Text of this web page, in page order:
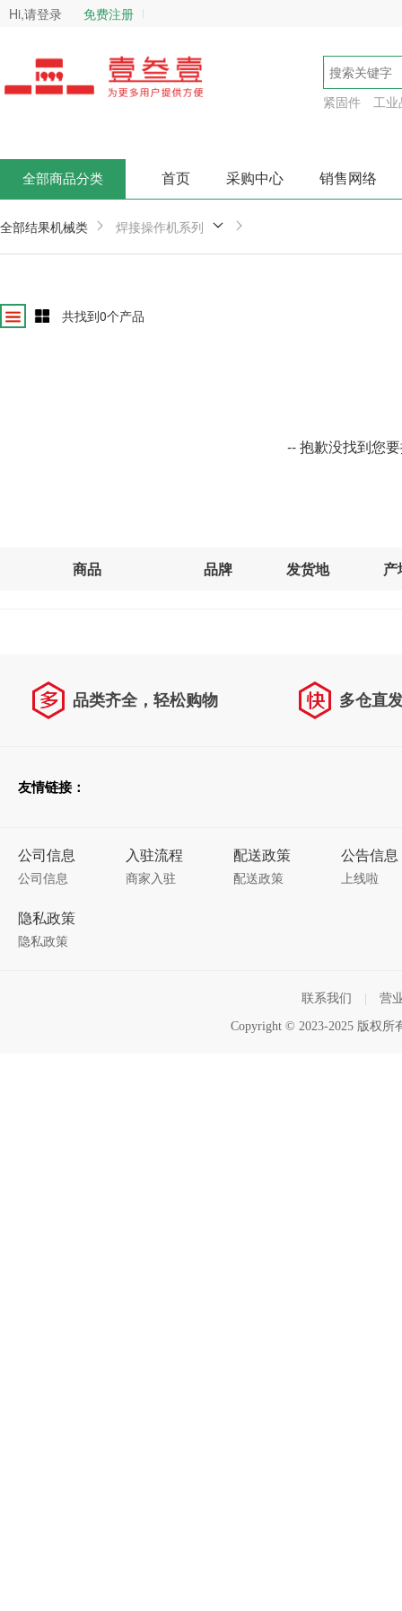
Hi,请登录 免费注册
紧固件 工业
全部商品分类 首页 采购中心 销售网络
全部结果机械类 焊接操作机系列
共找到0个产品
-- 抱歉没找到您
商品 品牌 发货地 产
品类齐全，轻松购物 多仓直
友情链接：
公司信息
公司信息
入驻流程
商家入驻
配送政策
配送政策
公告信息
上线啦
隐私政策
隐私政策
联系我们 营
Copyright © 2023-2025 版权所